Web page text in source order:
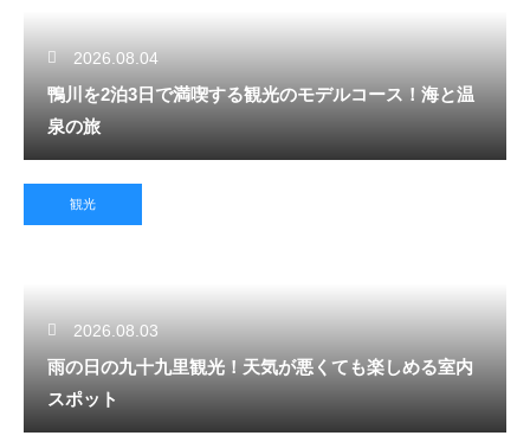
2026.08.04
鴨川を2泊3日で満喫する観光のモデルコース！海と温
泉の旅
観光
2026.08.03
雨の日の九十九里観光！天気が悪くても楽しめる室内
スポット